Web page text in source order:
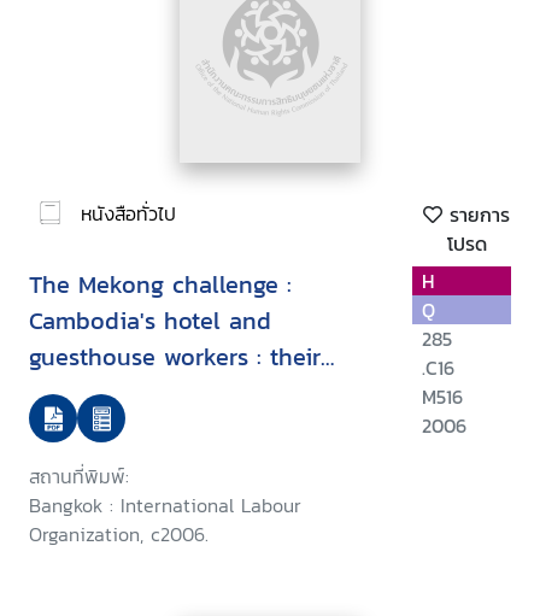
หนังสือทั่วไป
รายการ
โปรด
The Mekong challenge :
Cambodia's hotel and
guesthouse workers : their
recruitment, working conditions
and vulnerabilities
สถานที่พิมพ์:
Bangkok : International Labour
Organization, c2006.
H
Q
285
.C16
M516
2006